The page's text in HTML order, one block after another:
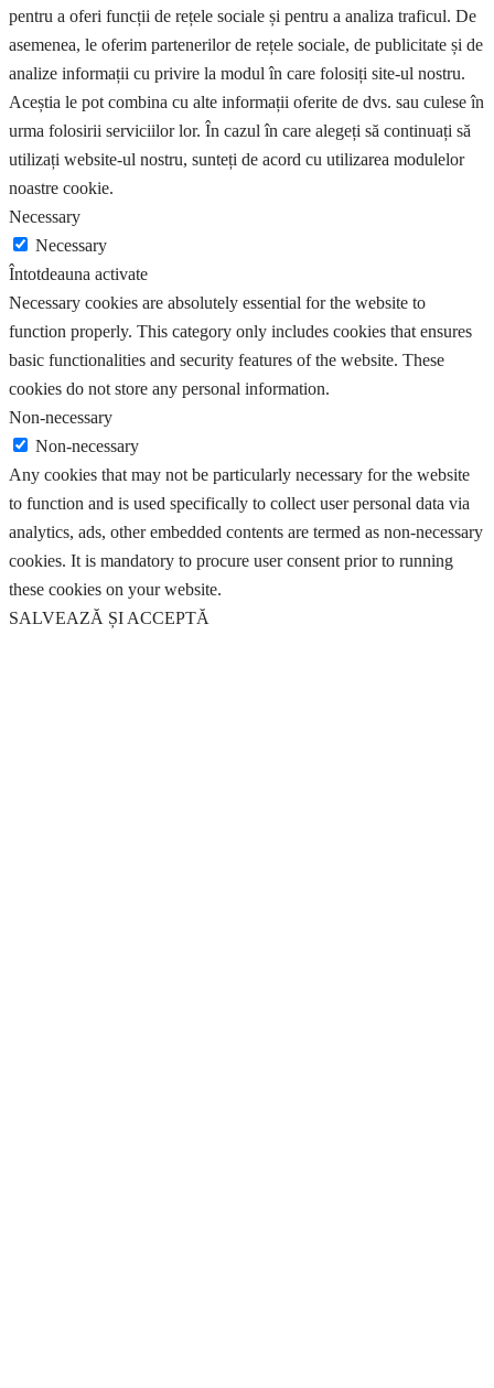
pentru a oferi funcții de rețele sociale și pentru a analiza traficul. De
asemenea, le oferim partenerilor de rețele sociale, de publicitate și de
analize informații cu privire la modul în care folosiți site-ul nostru.
Aceștia le pot combina cu alte informații oferite de dvs. sau culese în
urma folosirii serviciilor lor. În cazul în care alegeți să continuați să
utilizați website-ul nostru, sunteți de acord cu utilizarea modulelor
noastre cookie.
Necessary
Necessary
Întotdeauna activate
Necessary cookies are absolutely essential for the website to
function properly. This category only includes cookies that ensures
basic functionalities and security features of the website. These
cookies do not store any personal information.
Non-necessary
Non-necessary
Any cookies that may not be particularly necessary for the website
to function and is used specifically to collect user personal data via
analytics, ads, other embedded contents are termed as non-necessary
cookies. It is mandatory to procure user consent prior to running
these cookies on your website.
SALVEAZĂ ȘI ACCEPTĂ